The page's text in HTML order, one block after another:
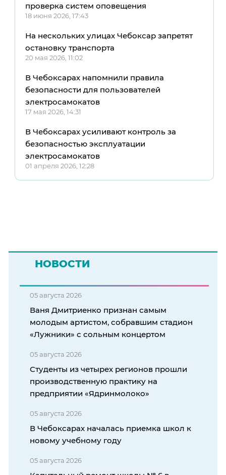
проверка систем оповещения
18 июня 2026, 17:43
На нескольких улицах Чебоксар запретят
остановку транспорта
20 мая 2026, 11:02
В Чебоксарах напомнили правила
безопасности для пользователей
электросамокатов
17 мая 2026, 14:31
В Чебоксарах усиливают контроль за
безопасностью эксплуатации
электросамокатов
01 апреля 2026, 12:28
НОВОСТИ
05 августа 2026
Ваня Дмитриенко признан самым
молодым артистом, собравшим стадион
«Лужники» с сольным концертом
05 августа 2026
Студенты из четырех регионов прошли
производственную практику на
предприятии «Ядринмолоко»
05 августа 2026
В Чебоксарах началась приемка школ к
новому учебному году
05 августа 2026